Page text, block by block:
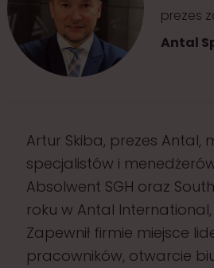
prezes
Antal
Artur Skiba, prezes Antal,
specjalistów i
Absolwent SGH oraz
roku w Antal
Zapewnił firmie miejsce
pracowników, otwarcie